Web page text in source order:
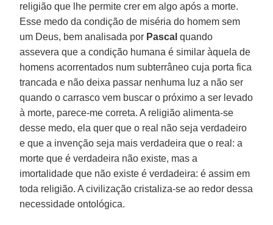
religião que lhe permite crer em algo após a morte.
Esse medo da condição de miséria do homem sem
um Deus, bem analisada por Pascal quando
assevera que a condição humana é similar àquela de
homens acorrentados num subterrâneo cuja porta fica
trancada e não deixa passar nenhuma luz a não ser
quando o carrasco vem buscar o próximo a ser levado
à morte, parece-me correta. A religião alimenta-se
desse medo, ela quer que o real não seja verdadeiro
e que a invenção seja mais verdadeira que o real: a
morte que é verdadeira não existe, mas a
imortalidade que não existe é verdadeira: é assim em
toda religião. A civilização cristaliza-se ao redor dessa
necessidade ontológica.